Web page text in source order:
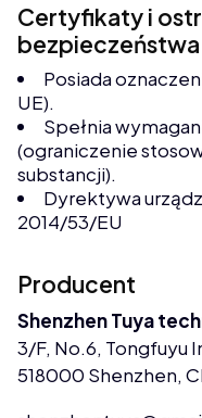
Certyfikaty i
bezpieczeństwa
Posiada
UE).
Spełnia
(ograniczenie
substancji).
Dyrektywa
2014/53/EU
Producent
Shenzhen Tuya
3/F, No.6, Tongfuyu
518000 Shenzhen,